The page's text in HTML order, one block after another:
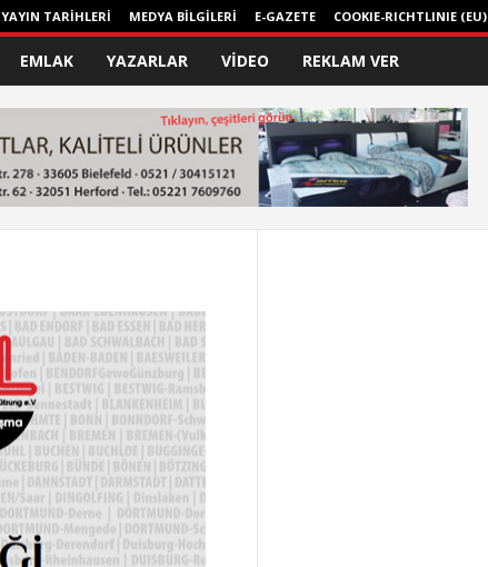
YAYIN TARİHLERİ MEDYA BİLGİLERİ E-GAZETE COOKIE-RICHTLINIE (EU)
EMLAK YAZARLAR VİDEO REKLAM VER